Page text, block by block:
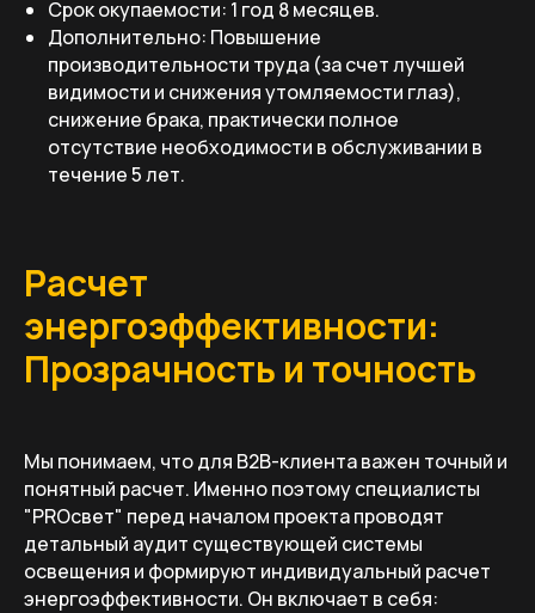
Срок окупаемости: 1 год 8 месяцев.
Дополнительно: Повышение
производительности труда (за счет лучшей
видимости и снижения утомляемости глаз),
снижение брака, практически полное
отсутствие необходимости в обслуживании в
течение 5 лет.
Расчет
энергоэффективности:
Прозрачность и точность
Мы понимаем, что для B2B-клиента важен точный и
понятный расчет. Именно поэтому специалисты
"PROсвет" перед началом проекта проводят
детальный аудит существующей системы
освещения и формируют индивидуальный расчет
энергоэффективности. Он включает в себя: